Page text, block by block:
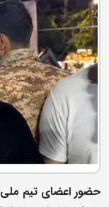
حضور اعضای تیم